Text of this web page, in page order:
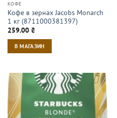
КОФЕ
Кофе в зернах Jacobs Monarch
1 кг (8711000381397)
259.00 ₴
В МАГАЗИН